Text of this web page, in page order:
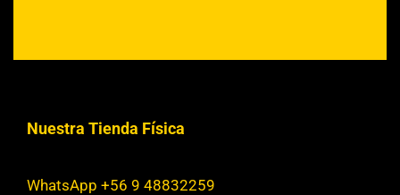
Nuestra Tienda Física
WhatsApp +56 9 48832259